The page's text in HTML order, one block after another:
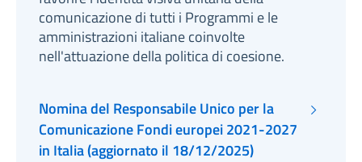
comunicazione di tutti i Programmi e le
amministrazioni italiane coinvolte
nell'attuazione della politica di coesione.
Nomina del Responsabile Unico per la
Comunicazione Fondi europei 2021-2027
in Italia (aggiornato il 18/12/2025)